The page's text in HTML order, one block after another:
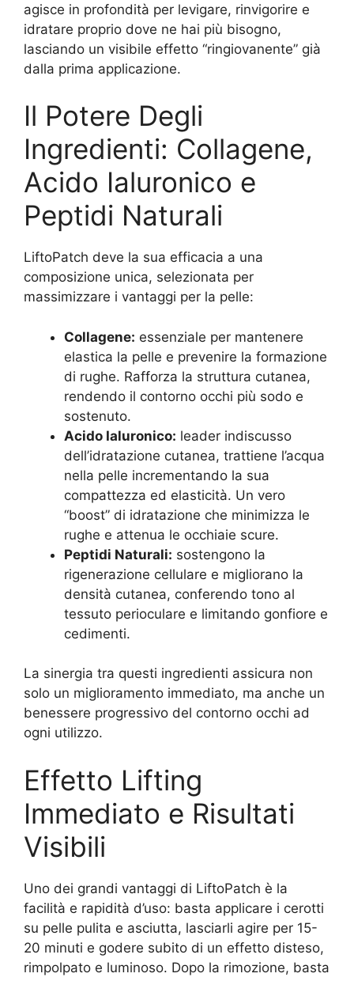
agisce in profondità per levigare, rinvigorire e
idratare proprio dove ne hai più bisogno,
lasciando un visibile effetto “ringiovanente” già
dalla prima applicazione.
Il Potere Degli
Ingredienti: Collagene,
Acido Ialuronico e
Peptidi Naturali
LiftoPatch deve la sua efficacia a una
composizione unica, selezionata per
massimizzare i vantaggi per la pelle:
Collagene: essenziale per mantenere
elastica la pelle e prevenire la formazione
di rughe. Rafforza la struttura cutanea,
rendendo il contorno occhi più sodo e
sostenuto.
Acido Ialuronico: leader indiscusso
dell’idratazione cutanea, trattiene l’acqua
nella pelle incrementando la sua
compattezza ed elasticità. Un vero
“boost” di idratazione che minimizza le
rughe e attenua le occhiaie scure.
Peptidi Naturali: sostengono la
rigenerazione cellulare e migliorano la
densità cutanea, conferendo tono al
tessuto perioculare e limitando gonfiore e
cedimenti.
La sinergia tra questi ingredienti assicura non
solo un miglioramento immediato, ma anche un
benessere progressivo del contorno occhi ad
ogni utilizzo.
Effetto Lifting
Immediato e Risultati
Visibili
Uno dei grandi vantaggi di LiftoPatch è la
facilità e rapidità d’uso: basta applicare i cerotti
su pelle pulita e asciutta, lasciarli agire per 15-
20 minuti e godere subito di un effetto disteso,
rimpolpato e luminoso. Dopo la rimozione, basta